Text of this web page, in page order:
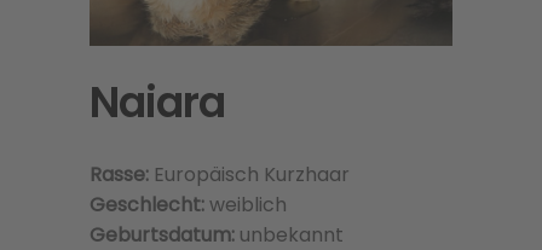
Naiara
Rasse: Europäisch Kurzhaar
Geschlecht:weiblich
Geburtsdatum: unbekannt